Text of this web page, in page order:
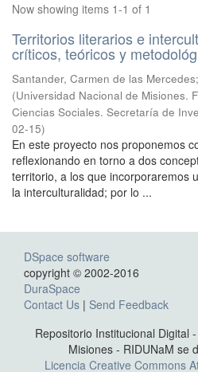
Now showing items 1-1 of 1
Territorios literarios e
críticos, teóricos y
Santander, Carmen de las
(Universidad Nacional de Misiones.
Ciencias Sociales. Secretaría de
02-15)
En este proyecto nos proponemos
reflexionando en torno a dos
territorio, a los que incorporaremos
la interculturalidad; por lo ...
DSpace software
copyright © 2002-2016
DuraSpace
Contact Us | Send Feedback
Repositorio Institucional Digital
Misiones - RIDUNaM se
Licencia Creative Commons